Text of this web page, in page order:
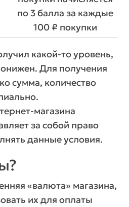
по 3 балла за каждые
100 ₽ покупки
какой-то уровень,
Для получения
сумма, количество
магазина
за собой право
данные условия.
«валюта» магазина,
их для оплаты